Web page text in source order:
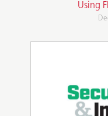
Using